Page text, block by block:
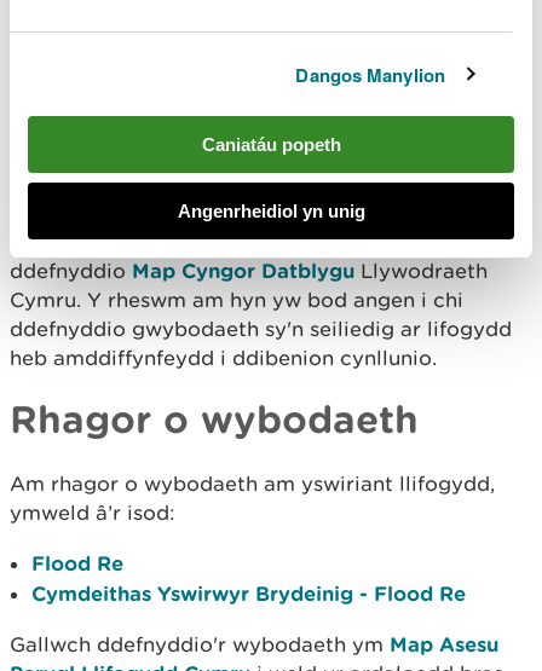
Dangos Manylion
Caniatáu popeth
Angenrheidiol yn unig
Gweld y rhybuddion llifogydd sydd mewn grym
Cynllunio datblygiad
Nid yw'r wybodaeth hon yn addas ar gyfer ei
defnyddio wrth gynllunio defnydd tir. Os ydych
chi'n cynllunio datblygiad, mae angen i chi
ddefnyddio Map Cyngor Datblygu Llywodraeth
Cymru. Y rheswm am hyn yw bod angen i chi
ddefnyddio gwybodaeth sy'n seiliedig ar lifogydd
heb amddiffynfeydd i ddibenion cynllunio.
Rhagor o wybodaeth
Am rhagor o wybodaeth am yswiriant llifogydd,
ymweld â’r isod:
Flood Re
Cymdeithas Yswirwyr Brydeinig - Flood Re
Gallwch ddefnyddio'r wybodaeth ym Map Asesu